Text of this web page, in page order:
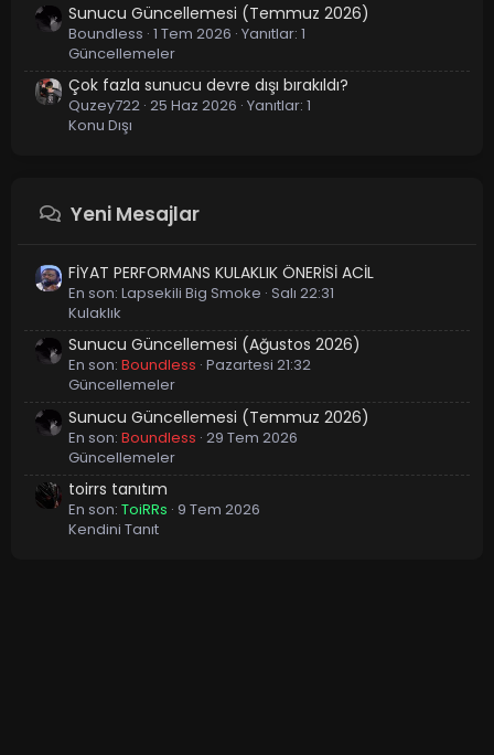
Sunucu Güncellemesi (Temmuz 2026)
Boundless 1 Tem 2026 Yanıtlar: 1
Güncellemeler
Çok fazla sunucu devre dışı bırakıldı?
Quzey722 25 Haz 2026 Yanıtlar: 1
Konu Dışı
Yeni Mesajlar
FİYAT PERFORMANS KULAKLIK ÖNERİSİ ACİL
En son: Lapsekili Big Smoke Salı 22:31
Kulaklık
Sunucu Güncellemesi (Ağustos 2026)
En son: Boundless Pazartesi 21:32
Güncellemeler
Sunucu Güncellemesi (Temmuz 2026)
En son: Boundless 29 Tem 2026
Güncellemeler
toirrs tanıtım
En son: ToiRRs 9 Tem 2026
Kendini Tanıt